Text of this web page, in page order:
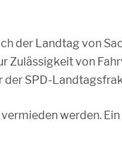
der Landtag von
Zulässigkeit von
der SPD-
werden.